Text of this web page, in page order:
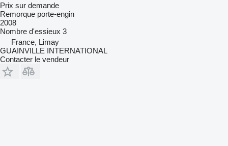
Prix sur demande
Remorque porte-engin
2008
Nombre d'essieux 3
France, Limay
GUAINVILLE INTERNATIONAL
Contacter le vendeur